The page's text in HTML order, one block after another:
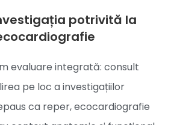
potrivită la
evaluare integrată: consult
pe loc a investigațiilor
ca reper, ecocardiografie